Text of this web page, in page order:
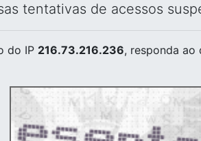
tentativas de acessos
do IP 216.73.216.236, responda ao